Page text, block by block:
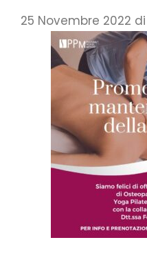
25 Novembre 2022 di